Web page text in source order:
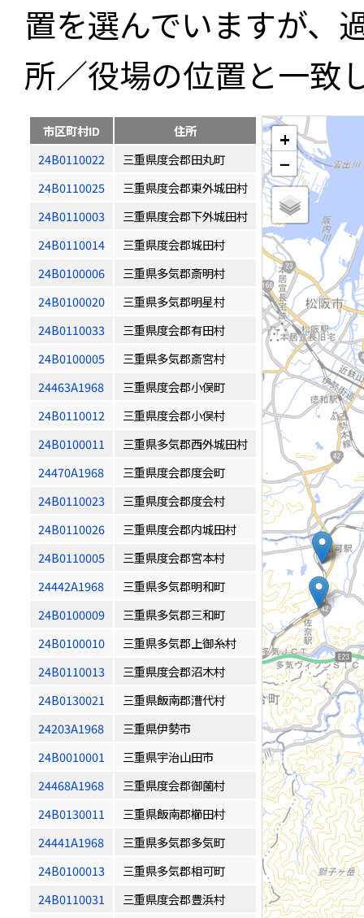
置を選んでいますが、
所／役場の位置と一致
市区町村ID
住所
24B0110022
三重県度会郡田丸町
24B0110025
三重県度会郡東外城田村
24B0110003
三重県度会郡下外城田村
24B0110014
三重県度会郡城田村
24B0100006
三重県多気郡斎明村
24B0100020
三重県多気郡明星村
24B0110033
三重県度会郡有田村
24B0100005
三重県多気郡斎宮村
24463A1968
三重県度会郡小俣町
24B0110012
三重県度会郡小俣村
24B0100011
三重県多気郡西外城田村
24470A1968
三重県度会郡度会町
24B0110023
三重県度会郡度会村
24B0110026
三重県度会郡内城田村
24B0110005
三重県度会郡宮本村
24442A1968
三重県多気郡明和町
24B0100009
三重県多気郡三和町
24B0100010
三重県多気郡上御糸村
24B0110013
三重県度会郡沼木村
24B0130021
三重県飯南郡漕代村
24203A1968
三重県伊勢市
24B0010001
三重県宇治山田市
24468A1968
三重県度会郡御薗村
24B0130011
三重県飯南郡櫛田村
24441A1968
三重県多気郡多気町
24B0100013
三重県多気郡相可町
24B0110031
三重県度会郡豊浜村
+
−